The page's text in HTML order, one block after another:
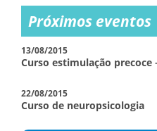
Próximos eventos
13/08/2015
Curso estimulação precoce
22/08/2015
Curso de neuropsicologia